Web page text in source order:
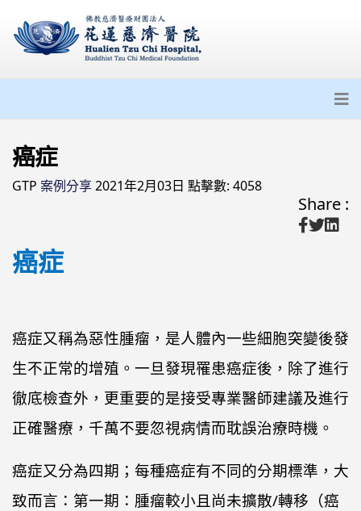
癌症
GTP 案例分享2021年2月03日 點擊數: 4058
Share :
癌症
癌症又稱為惡性腫瘤，是人體內一些細胞突變後發
生不正常的增殖。一旦發現罹患癌症後，除了進行
徹底檢查外，更重要的是接受專業醫師建議及進行
正確醫療，千萬不要忽視病情而耽誤治療時機。
癌症又分為四期；每種癌症有不同的分期標準，大
致而言：第一期：腫瘤較小且尚未擴散/轉移（癌